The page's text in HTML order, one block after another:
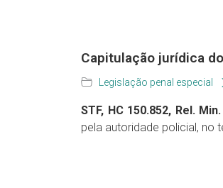
Capitulação jurídica
Legislação penal especial
STF, HC 150.852, Rel.
pela autoridade policial, no